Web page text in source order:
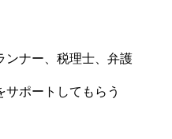
ンナー、税理士、弁護
ポートしてもらう